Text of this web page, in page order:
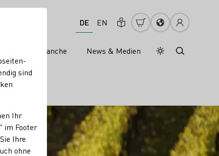
DE EN
Weinbranche News & Medien Tagesmodus
Nachtmodus
sind
Ihr
im Footer
Ihre
ohne